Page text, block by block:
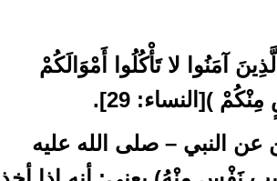
آمَنُوا لا تَأْكُلُوا أَمْوَالَكُمْ
)[النساء: 29].
النبي – صلى الله عليه